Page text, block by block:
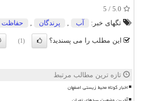
5.0
/
5
تگهای خبر:
آب پرندگان حفاظت
این مطلب را می پسندید؟ (1)
تازه ترین مطالب مرتبط
اخبار کوتاه محیط زیستی اصفهان